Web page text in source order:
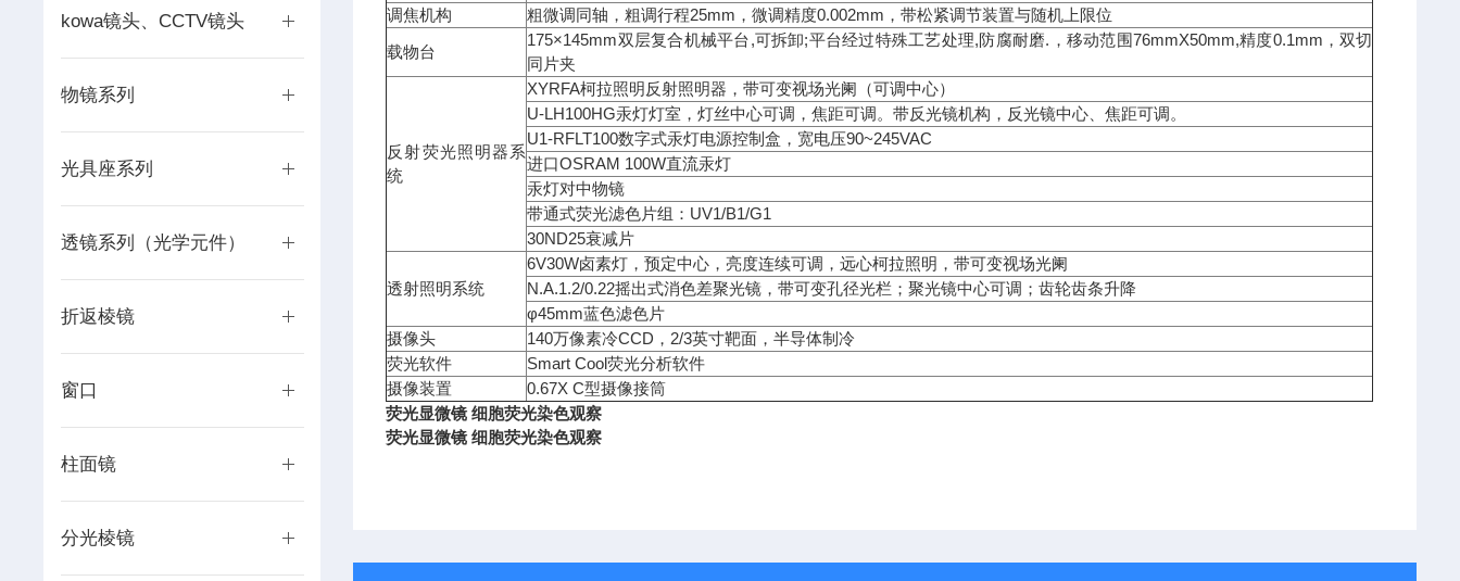
kowa镜头、CCTV镜头
物镜系列
光具座系列
透镜系列（光学元件）
折返棱镜
窗口
柱面镜
分光棱镜
调焦机构
粗微调同轴，粗调行程25mm，微调精度0.002mm，带松紧调节装置与随机上限位
载物台
175×145mm双层复合机械平台,可拆卸;平台经过特殊工艺处理,防腐耐磨.，移动范围76mmX50mm,精度0.1mm，双切
同片夹
反射荧光照明器系
统
XYRFA柯拉照明反射照明器，带可变视场光阑（可调中心）
U-LH100HG汞灯灯室，灯丝中心可调，焦距可调。带反光镜机构，反光镜中心、焦距可调。
U1-RFLT100数字式汞灯电源控制盒，宽电压90~245VAC
进口OSRAM 100W直流汞灯
汞灯对中物镜
带通式荧光滤色片组：UV1/B1/G1
30ND25衰减片
透射照明系统
6V30W卤素灯，预定中心，亮度连续可调，远心柯拉照明，带可变视场光阑
N.A.1.2/0.22摇出式消色差聚光镜，带可变孔径光栏；聚光镜中心可调；齿轮齿条升降
φ45mm蓝色滤色片
摄像头
140万像素冷CCD，2/3英寸靶面，半导体制冷
荧光软件
Smart Cool荧光分析软件
摄像装置
0.67X C型摄像接筒
荧光显微镜 细胞荧光染色观察
荧光显微镜 细胞荧光染色观察